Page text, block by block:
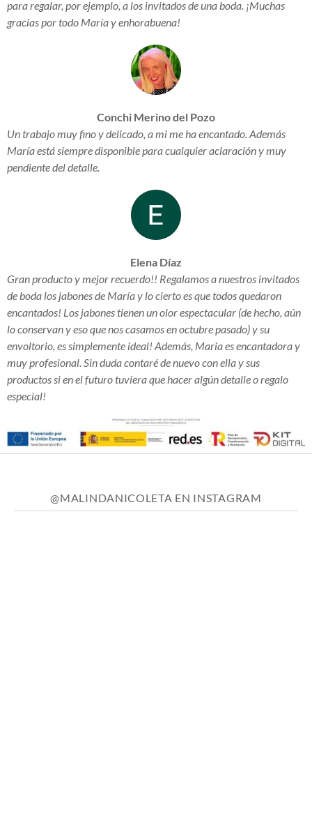
para regalar, por ejemplo, a los invitados de una boda. ¡Muchas
gracias por todo María y enhorabuena!
Conchi Merino del Pozo
Un trabajo muy fino y delicado, a mi me ha encantado. Además
María está siempre disponible para cualquier aclaración y muy
pendiente del detalle.
Elena Díaz
Gran producto y mejor recuerdo!! Regalamos a nuestros invitados
de boda los jabones de María y lo cierto es que todos quedaron
encantados! Los jabones tienen un olor espectacular (de hecho, aún
lo conservan y eso que nos casamos en octubre pasado) y su
envoltorio, es simplemente ideal! Además, Maria es encantadora y
muy profesional. Sin duda contaré de nuevo con ella y sus
productos si en el futuro tuviera que hacer algún detalle o regalo
especial!
@MALINDANICOLETA EN INSTAGRAM